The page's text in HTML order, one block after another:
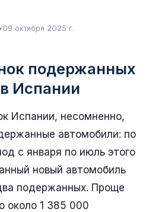
09 октября 2025 г.
подержанных
Испании
Испании, несомненно,
автомобили: по
с января по июль этого
новый автомобиль
подержанных. Проще
около 1 385 000